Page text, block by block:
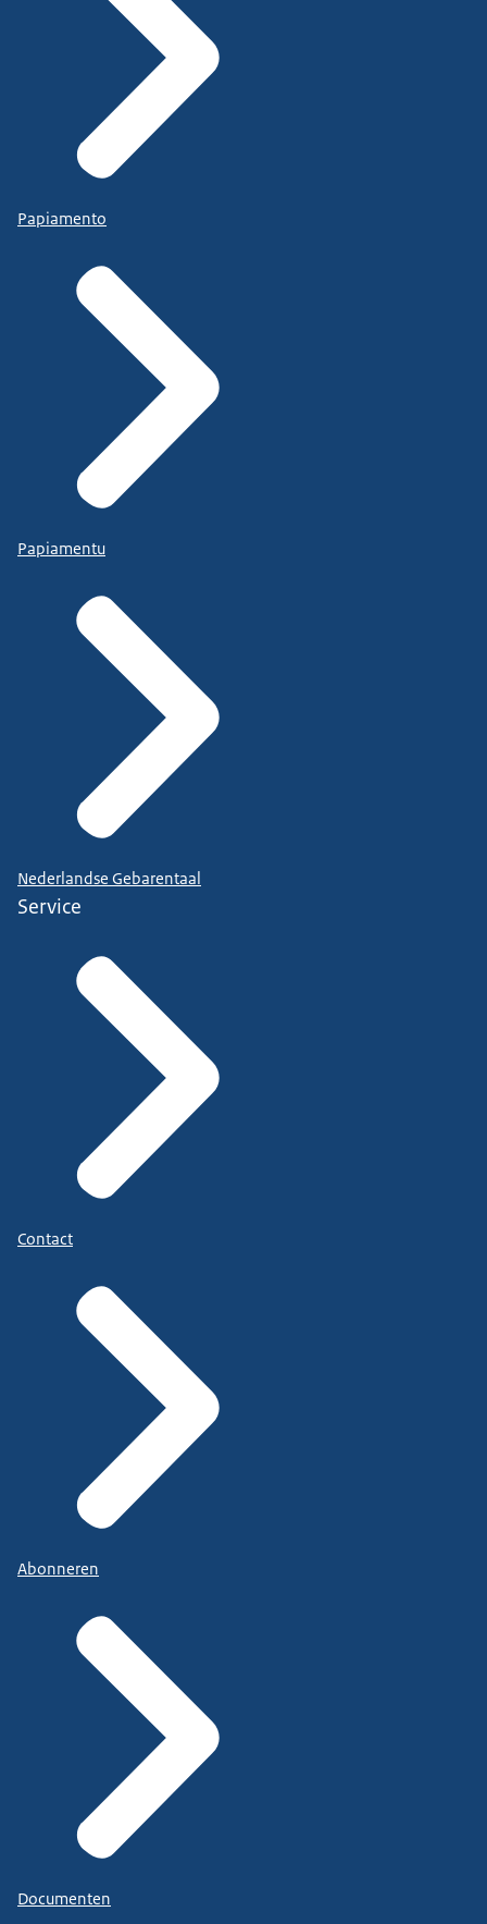
Papiamento
Papiamentu
Nederlandse Gebarentaal
Service
Contact
Abonneren
Documenten